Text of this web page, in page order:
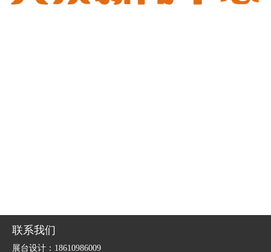
联系我们
展台设计：18610986009